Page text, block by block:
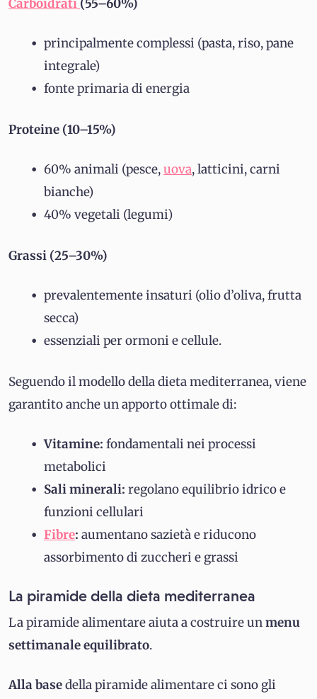
Carboidrati (55–60%)
principalmente complessi (pasta, riso, pane
integrale)
fonte primaria di energia
Proteine (10–15%)
60% animali (pesce,uova, latticini, carni
bianche)
40% vegetali (legumi)
Grassi (25–30%)
prevalentemente insaturi (olio d’oliva, frutta
secca)
essenziali per ormoni e cellule.
Seguendo il modello della dieta mediterranea, viene
garantito anche un apporto ottimale di:
Vitamine: fondamentali nei processi
metabolici
Sali minerali: regolano equilibrio idrico e
funzioni cellulari
Fibre: aumentano sazietà e riducono
assorbimento di zuccheri e grassi
La piramide della dieta mediterranea
La piramide alimentare aiuta a costruire unmenu
settimanale equilibrato.
Alla basedella piramide alimentare ci sono gli